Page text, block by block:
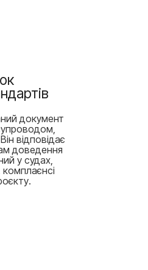
документ
відповідає
доведення
у судах,